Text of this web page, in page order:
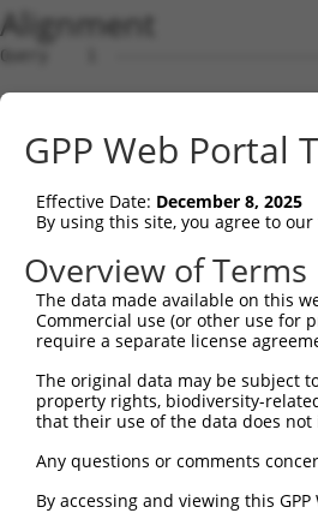
Alignment
Query    1  --------------------------------------------------------------------------  0
                                                                                      
Sbjct    1  CCAAGGGAGAAGTGACTGTGATTTCACAGCCCTTGGTGGCTCCAGACACGGGCACGTGTTTGGACCAGAAGTGG  74

Query    1  --------------------------------------------------------------------------  0
                                                                                      
Sbjct   75  TTTTGCCCTCGCTGACAGGGAGGTCAGATGCGAGAAGTCTCCGGAGGGCTGGTGGTTGGCATTCAGCAACAGAA  148

Query    1  --------------------------------------------------------------------------  0
                                                                                      
Sbjct  149  AATCCCATCCAGCTCCAGGAAAAAAGGGCCCTGGGCGATGGAAACCCTGTCACCTGGTTCTGAACCAAAGCCCA  222

Query    1  ------------------------------------------------------------------------AT  2
                                                                                    ||
Sbjct  223  AGCTGCTAACTGAGGCCTGTCCCAGGCTCTCTATCTTCTCTGCTACATCTCCACAACAGACAGAGACAGCCCAT  296

Query    3  GCCAGCCTCCATGCCTGGGACCCTGCCCAACCCTACAATGCCAGGATCTTCCGCCGTCTTGATGCCAATGGAGC  76
            ||||||||||||||||||||||||||||||||||||||||||||||||||||||||||||||||||||||||||
Sbjct  297  GCCAGCCTCCATGCCTGGGACCCTGCCCAACCCTACAATGCCAGGATCTTCCGCCGTCTTGATGCCAATGGAGC  370

Query   77  GACAAATGTCAGTGAACTCCAGCATCATGGGGATGCAAGGTCCAAATCTCAGCAACCCCTGTGCTTCTCCCCAG  150
            ||||||||||||||||||||||||||||||||||||||||||||||||||||||||||||||||||||||||||
Sbjct  371  GACAAATGTCAGTGAACTCCAGCATCATGGGGATGCAAGGTCCAAATCTCAGCAACCCCTGTGCTTCTCCCCAG  444

Query  151  GTCCAGCCAATGCATTCAGAAGCCAAAATGAGGTTGAAGGCTGCATTGACTCACCACCCTGCTGCCATGTCAAA  224
            ||||||||||||||||||||||||||||||||||||||||||||||||||||||||||||||||||||||||||
Sbjct  445  GTCCAGCCAATGCATTCAGAAGCCAAAATGAGGTTGAAGGCTGCATTGACTCACCACCCTGCTGCCATGTCAAA  518

Query  225  TGGGAACATGAACACCATGGGACACATGATGGAGATGATGGGCTCCCGGCAGGACCAGACGCCACACCATCACA  298
            ||||||||||||||||||||||||||||||||||||||||||||||||||||||||||||||||||||||||||
Sbjct  519  TGGGAACATGAACACCATGGGACACATGATGGAGATGATGGGCTCCCGGCAGGACCAGACGCCACACCATCACA  592

Query  299  TGCACTCGCACCCGCATCAGCACCAGACACTGCCACCCCATCACCCTTACCCACACCAGCACCAGCACCCAGCA  372
            ||||||||||||||||||||||||||||||||||||||||||||||||||||||||||||||||||||||||||
Sbjct  593  TGCACTCGCACCCGCATCAGCACCAGACACTGCCACCCCATCACCCTTACCCACACCAGCACCAGCACCCAGCA  666

Query  373  CACCATCCTCACCCTCAACCCCATCACCAGCAGAACCATCCACATCACCACTCCCATTCCCACCTTCATGCACA  446
            ||||||||||||||||||||||||||||||||||||||||||||||||||||||||||||||||||||||||||
Sbjct  667  CACCATCCTCACCCTCAACCCCATCACCAGCAGAACCATCCACATCACCACTCCCATTCCCACCTTCATGCACA  740

Query  447  CCCAGCACATCACCAGACCTCGCCACATCCGCCCCTGCACACCGGCAACCAAGCACAGGTTTCACCAGCAACAC  520
            ||||||||||||||||||||||||||||||||||||||||||||||||||||||||||||||||||||||||||
Sbjct  741  CCCAGCACATCACCAGACCTCGCCACATCCGCCCCTGCACACCGGCAACCAAGCACAGGTTTCACCAGCAACAC  814

Query  521  AACAGATGCAGCCAACCCAGACAATACAGCCACCCCAGCCCACAGGGGGGCGCCGGCGAAGGGTGGTAGACGAG  594
            ||||||||||||||||||||||||||||||||||||||||||||||||||||||||||||||||||||||||||
Sbjct  815  AACAGATGCAGCCAACCCAGACAATACAGCCACCCCAGCCCACAGGGGGGCGCCGGCGAAGGGTGGTAGACGAG  888

Query  595
GPP Web Portal
Effective Date: December 8, 2025
By using this site, you agree to
Overview of Terms
The data made available on this
Commercial use (or other use for
require a separate license
The original data may be subject
property rights, biodiversity-
that their use of the data does
Any questions or comments
By accessing and viewing this